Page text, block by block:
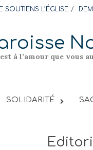
SOUTIENS L’ÉGLISE
à l’amour que vous
SOLIDARITÉ